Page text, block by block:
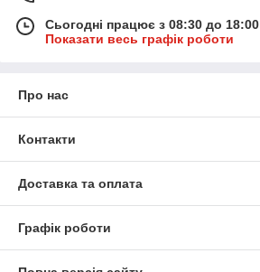
Сьогодні працює з 08:30 до 18:00
Показати весь графік роботи
Про нас
Контакти
Доставка та оплата
Графік роботи